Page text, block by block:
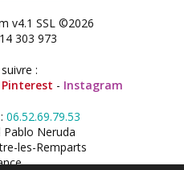
v4.1 SSL ©2026
303 973
:
Pinterest - Instagram
06.52.69.79.53
Pablo Neruda
les-Remparts